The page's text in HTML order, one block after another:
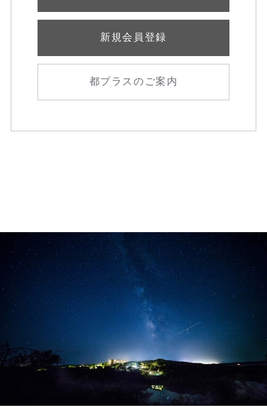
新規会員登録
都プラスのご案内